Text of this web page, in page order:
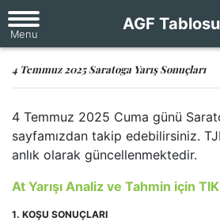
AGF Tablosu
4 Temmuz 2025 Saratoga Yarış Sonuçları
4 Temmuz 2025 Cuma günü
sayfamızdan takip edebilirsiniz.
anlık olarak güncellenmektedir.
At Yarışı Analiz ve Tahmin için
1. KOŞU SONUÇLARI